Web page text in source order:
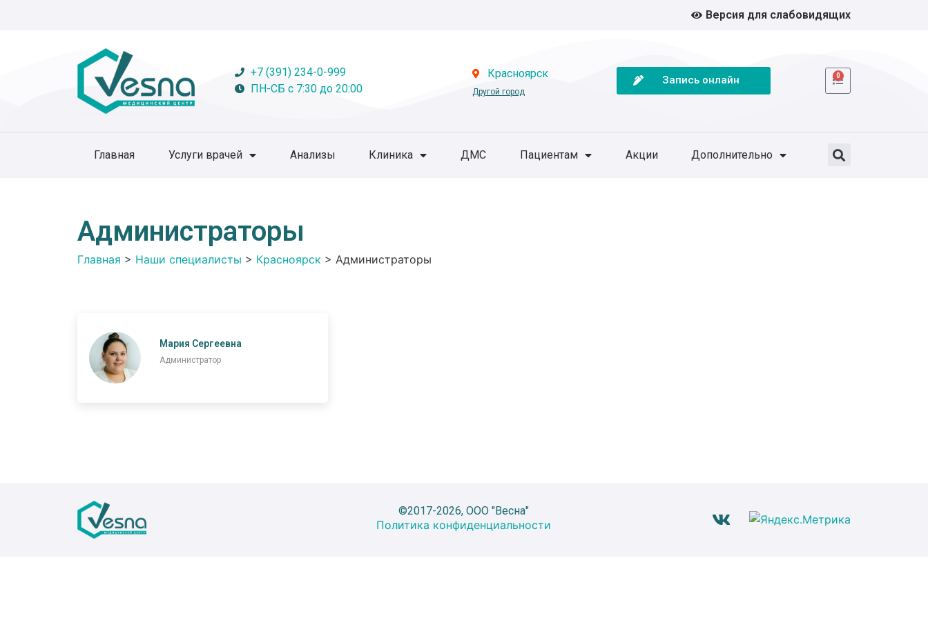
Версия для слабовидящих
+7 (391) 234-0-999
ПН-СБ с 7:30 до 20:00
Красноярск
Другой город
Запись онлайн 0
Главная Услуги врачей Анализы Клиника ДМС Пациентам Акции Дополнительно
Администраторы
Главная > Наши специалисты > Красноярск > Администраторы
Мария Сергеевна
Администратор
©2017-2026, ООО "Весна"
Политика конфиденциальности